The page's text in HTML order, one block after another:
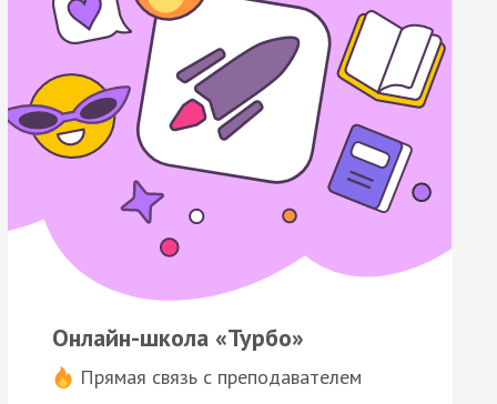
Онлайн-школа «Турбо»
Прямая связь с преподавателем